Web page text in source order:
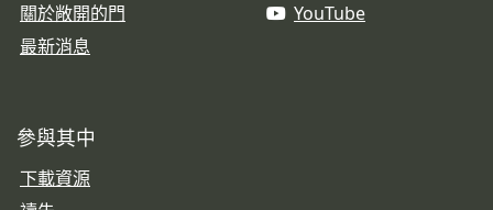
關於敞開的門
最新消息
YouTube
參與其中
下載資源